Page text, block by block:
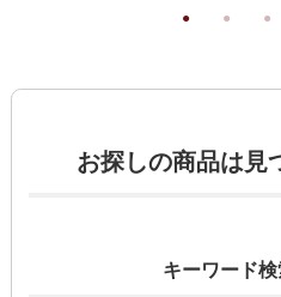
お探しの商品は見
キーワード